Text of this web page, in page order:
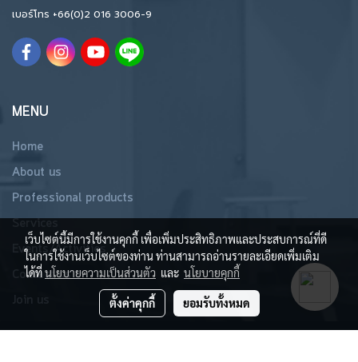
เบอร์โทร +66(0)2 016 3006-9
MENU
Home
About us
Professional products
Services
Events/Activities
Contact us
เว็บไซต์นี้มีการใช้งานคุกกี้ เพื่อเพิ่มประสิทธิภาพและประสบการณ์ที่ดี
ในการใช้งานเว็บไซต์ของท่าน ท่านสามารถอ่านรายละเอียดเพิ่มเติม
ได้ที่นโยบายความเป็นส่วนตัว และ นโยบายคุกกี้
ตั้งค่าคุกกี้ ยอมรับทั้งหมด